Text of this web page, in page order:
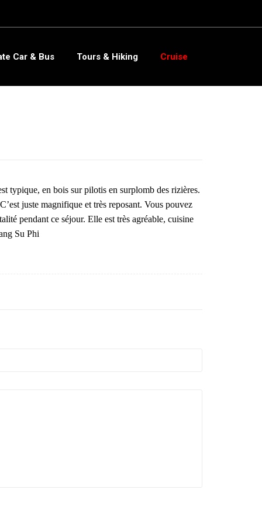
Car & Bus Tours & Hiking Cruise
typique, en bois sur pilotis en surplomb des rizières.
juste magnifique et très reposant. Vous pouvez
pendant ce séjour. Elle est très agréable, cuisine
Su Phi